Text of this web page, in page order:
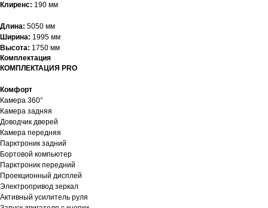
Клиренс: 190 мм
Длина: 5050 мм
Ширина: 1995 мм
Высота: 1750 мм
Комплектация
КОМПЛЕКТАЦИЯ PRO
Комфорт
Камера 360°
Камера задняя
Доводчик дверей
Камера передняя
Парктроник задний
Бортовой компьютер
Парктроник передний
Проекционный дисплей
Электропривод зеркал
Активный усилитель руля